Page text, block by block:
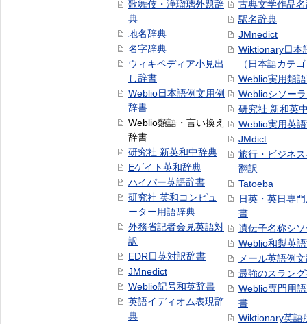
歌舞伎・浄瑠璃外題辞
典
地名辞典
名字辞典
ウィキペディア小見出
し辞書
Weblio日本語例文用例
辞書
Weblio類語・言い換え
辞書
研究社 新英和中辞典
Eゲイト英和辞典
ハイパー英語辞書
研究社 英和コンピュ
ーター用語辞典
外務省記者会見英語対
訳
EDR日英対訳辞書
JMnedict
Weblio記号和英辞書
英語イディオム表現辞
典
古典文学作品
駅名辞典
JMnedict
Wiktionary日本
（日本語カテ
Weblio実用類
Weblioシソー
研究社 新和英
Weblio実用英
JMdict
旅行・ビジネ
翻訳
Tatoeba
日英・英日専
書
遺伝子名称シ
Weblio和製英
メール英語例
最強のスラン
Weblio専門用
書
Wiktionary英語